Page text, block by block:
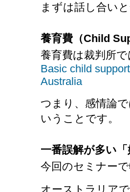
まずは話し合い
養育費（Child
養育費は裁判所
Basic child
Australia
つまり、感情論
いうことです。
一番誤解が多い
今回のセミナー
オーストラリア